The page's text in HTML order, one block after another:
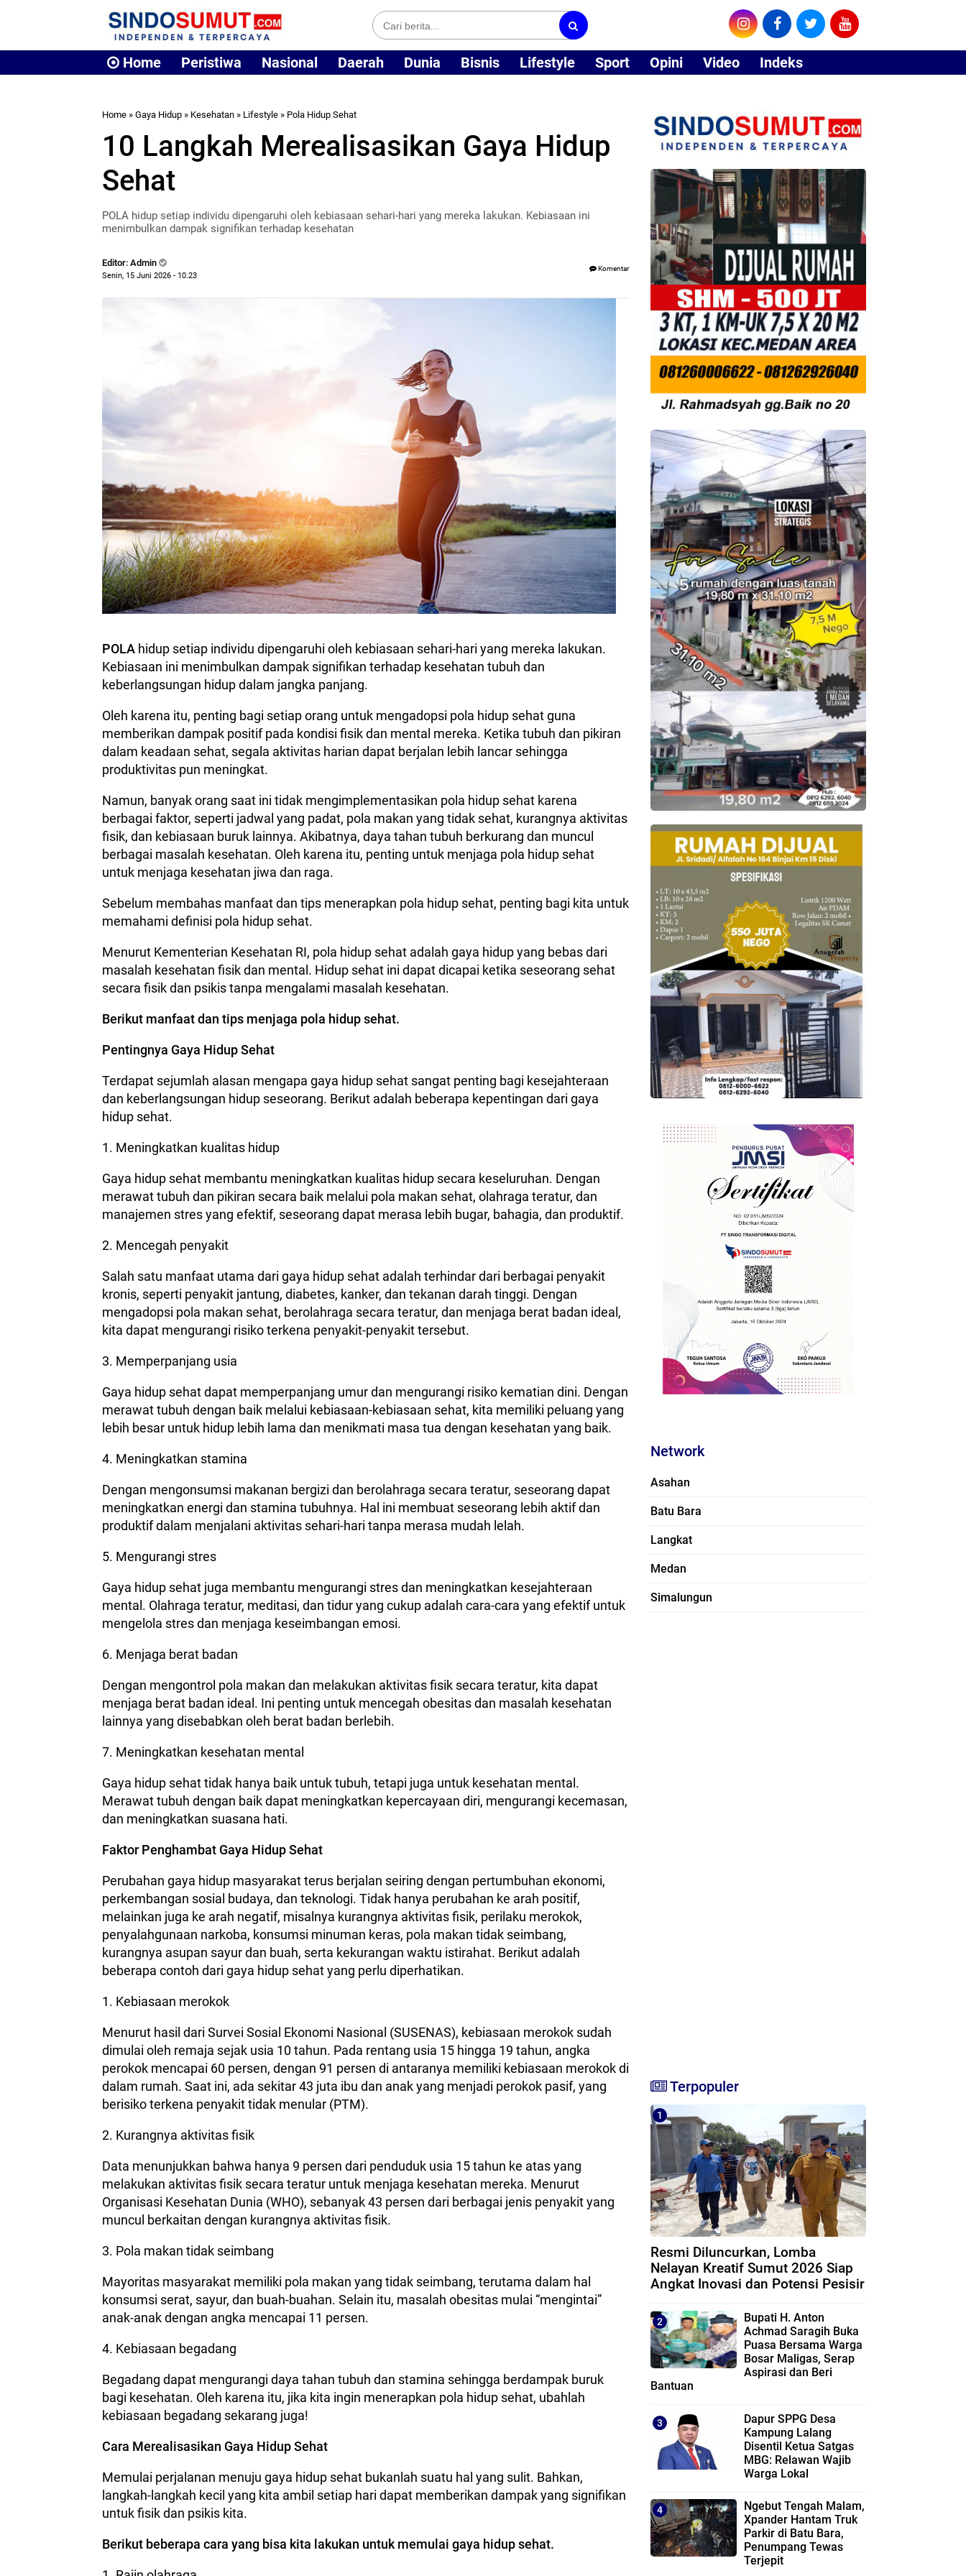
Home Peristiwa Nasional Daerah Dunia Bisnis Lifestyle Sport Opini Video Indeks
Home » Gaya Hidup » Kesehatan » Lifestyle » Pola Hidup Sehat
10 Langkah Merealisasikan Gaya Hidup
Sehat
POLA hidup setiap individu dipengaruhi oleh kebiasaan sehari-hari yang mereka lakukan. Kebiasaan ini
menimbulkan dampak signifikan terhadap kesehatan
Editor: Admin
Senin, 15 Juni 2026 - 10.23
Komentar
POLA hidup setiap individu dipengaruhi oleh kebiasaan sehari-hari yang mereka lakukan.
Kebiasaan ini menimbulkan dampak signifikan terhadap kesehatan tubuh dan
keberlangsungan hidup dalam jangka panjang.
Oleh karena itu, penting bagi setiap orang untuk mengadopsi pola hidup sehat guna
memberikan dampak positif pada kondisi fisik dan mental mereka. Ketika tubuh dan pikiran
dalam keadaan sehat, segala aktivitas harian dapat berjalan lebih lancar sehingga
produktivitas pun meningkat.
Namun, banyak orang saat ini tidak mengimplementasikan pola hidup sehat karena
berbagai faktor, seperti jadwal yang padat, pola makan yang tidak sehat, kurangnya aktivitas
fisik, dan kebiasaan buruk lainnya. Akibatnya, daya tahan tubuh berkurang dan muncul
berbagai masalah kesehatan. Oleh karena itu, penting untuk menjaga pola hidup sehat
untuk menjaga kesehatan jiwa dan raga.
Sebelum membahas manfaat dan tips menerapkan pola hidup sehat, penting bagi kita untuk
memahami definisi pola hidup sehat.
Menurut Kementerian Kesehatan RI, pola hidup sehat adalah gaya hidup yang bebas dari
masalah kesehatan fisik dan mental. Hidup sehat ini dapat dicapai ketika seseorang sehat
secara fisik dan psikis tanpa mengalami masalah kesehatan.
Berikut manfaat dan tips menjaga pola hidup sehat.
Pentingnya Gaya Hidup Sehat
Terdapat sejumlah alasan mengapa gaya hidup sehat sangat penting bagi kesejahteraan
dan keberlangsungan hidup seseorang. Berikut adalah beberapa kepentingan dari gaya
hidup sehat.
1. Meningkatkan kualitas hidup
Gaya hidup sehat membantu meningkatkan kualitas hidup secara keseluruhan. Dengan
merawat tubuh dan pikiran secara baik melalui pola makan sehat, olahraga teratur, dan
manajemen stres yang efektif, seseorang dapat merasa lebih bugar, bahagia, dan produktif.
2. Mencegah penyakit
Salah satu manfaat utama dari gaya hidup sehat adalah terhindar dari berbagai penyakit
kronis, seperti penyakit jantung, diabetes, kanker, dan tekanan darah tinggi. Dengan
mengadopsi pola makan sehat, berolahraga secara teratur, dan menjaga berat badan ideal,
kita dapat mengurangi risiko terkena penyakit-penyakit tersebut.
3. Memperpanjang usia
Gaya hidup sehat dapat memperpanjang umur dan mengurangi risiko kematian dini. Dengan
merawat tubuh dengan baik melalui kebiasaan-kebiasaan sehat, kita memiliki peluang yang
lebih besar untuk hidup lebih lama dan menikmati masa tua dengan kesehatan yang baik.
4. Meningkatkan stamina
Dengan mengonsumsi makanan bergizi dan berolahraga secara teratur, seseorang dapat
meningkatkan energi dan stamina tubuhnya. Hal ini membuat seseorang lebih aktif dan
produktif dalam menjalani aktivitas sehari-hari tanpa merasa mudah lelah.
5. Mengurangi stres
Gaya hidup sehat juga membantu mengurangi stres dan meningkatkan kesejahteraan
mental. Olahraga teratur, meditasi, dan tidur yang cukup adalah cara-cara yang efektif untuk
mengelola stres dan menjaga keseimbangan emosi.
6. Menjaga berat badan
Dengan mengontrol pola makan dan melakukan aktivitas fisik secara teratur, kita dapat
menjaga berat badan ideal. Ini penting untuk mencegah obesitas dan masalah kesehatan
lainnya yang disebabkan oleh berat badan berlebih.
7. Meningkatkan kesehatan mental
Gaya hidup sehat tidak hanya baik untuk tubuh, tetapi juga untuk kesehatan mental.
Merawat tubuh dengan baik dapat meningkatkan kepercayaan diri, mengurangi kecemasan,
dan meningkatkan suasana hati.
Faktor Penghambat Gaya Hidup Sehat
Perubahan gaya hidup masyarakat terus berjalan seiring dengan pertumbuhan ekonomi,
perkembangan sosial budaya, dan teknologi. Tidak hanya perubahan ke arah positif,
melainkan juga ke arah negatif, misalnya kurangnya aktivitas fisik, perilaku merokok,
penyalahgunaan narkoba, konsumsi minuman keras, pola makan tidak seimbang,
kurangnya asupan sayur dan buah, serta kekurangan waktu istirahat. Berikut adalah
beberapa contoh dari gaya hidup sehat yang perlu diperhatikan.
1. Kebiasaan merokok
Menurut hasil dari Survei Sosial Ekonomi Nasional (SUSENAS), kebiasaan merokok sudah
dimulai oleh remaja sejak usia 10 tahun. Pada rentang usia 15 hingga 19 tahun, angka
perokok mencapai 60 persen, dengan 91 persen di antaranya memiliki kebiasaan merokok di
dalam rumah. Saat ini, ada sekitar 43 juta ibu dan anak yang menjadi perokok pasif, yang
berisiko terkena penyakit tidak menular (PTM).
2. Kurangnya aktivitas fisik
Data menunjukkan bahwa hanya 9 persen dari penduduk usia 15 tahun ke atas yang
melakukan aktivitas fisik secara teratur untuk menjaga kesehatan mereka. Menurut
Organisasi Kesehatan Dunia (WHO), sebanyak 43 persen dari berbagai jenis penyakit yang
muncul berkaitan dengan kurangnya aktivitas fisik.
3. Pola makan tidak seimbang
Mayoritas masyarakat memiliki pola makan yang tidak seimbang, terutama dalam hal
konsumsi serat, sayur, dan buah-buahan. Selain itu, masalah obesitas mulai “mengintai”
anak-anak dengan angka mencapai 11 persen.
4. Kebiasaan begadang
Begadang dapat mengurangi daya tahan tubuh dan stamina sehingga berdampak buruk
bagi kesehatan. Oleh karena itu, jika kita ingin menerapkan pola hidup sehat, ubahlah
kebiasaan begadang sekarang juga!
Cara Merealisasikan Gaya Hidup Sehat
Memulai perjalanan menuju gaya hidup sehat bukanlah suatu hal yang sulit. Bahkan,
langkah-langkah kecil yang kita ambil setiap hari dapat memberikan dampak yang signifikan
untuk fisik dan psikis kita.
Berikut beberapa cara yang bisa kita lakukan untuk memulai gaya hidup sehat.
Network
Asahan
Batu Bara
Langkat
Medan
Simalungun
Terpopuler
Resmi Diluncurkan, Lomba
Nelayan Kreatif Sumut 2026 Siap
Angkat Inovasi dan Potensi Pesisir
Bupati H. Anton
Achmad Saragih Buka
Puasa Bersama Warga
Bosar Maligas, Serap
Aspirasi dan Beri
Bantuan
Dapur SPPG Desa
Kampung Lalang
Disentil Ketua Satgas
MBG: Relawan Wajib
Warga Lokal
Ngebut Tengah Malam,
Xpander Hantam Truk
Parkir di Batu Bara,
Penumpang Tewas
Terjepit